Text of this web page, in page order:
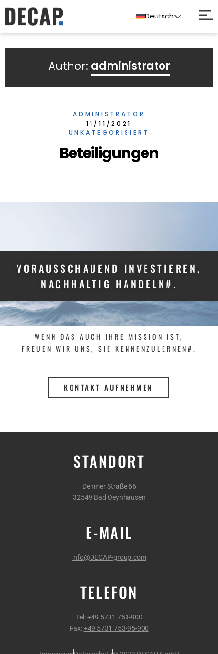
Deutsch
Author: administrator
ADMINISTRATOR
11/11/2021
UNKATEGORISIERT
Beteiligungen
VORAUSSCHAUEND INVESTIEREN,
NACHHALTIG HANDELN#.
WENN DAS AUCH IHRE MISSION IST,
FREUEN WIR UNS, SIE KENNENZULERNEN#.
KONTAKT AUFNEHMEN
STANDORT
Dehmer Straße 66
32549 Bad Oeynhausen
E-MAIL
info@DECAP-group.com
TELEFON
Tel:+49 5731 753-900
Fax:+49 5731 753-95-900